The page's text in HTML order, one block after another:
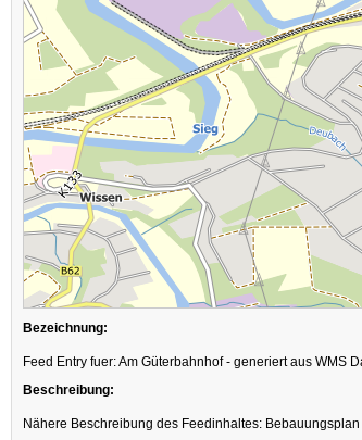
Bezeichnung:
Feed Entry fuer: Am Güterbahnhof - generiert aus WMS
Beschreibung:
Nähere Beschreibung des Feedinhaltes: